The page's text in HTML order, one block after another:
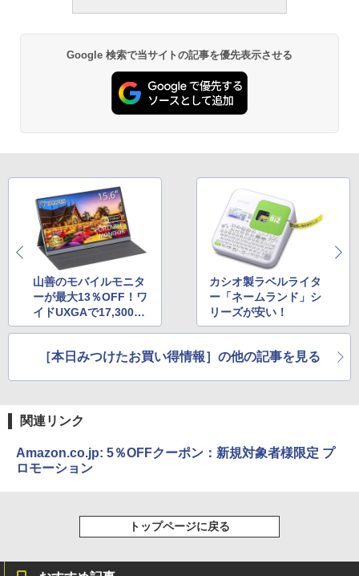
Google 検索で当サイトの記事を優先表示させる
山善のモバイルモニタ
ーが最大13％OFF！ワ
イドUXGAで17,300円
など
カシオ製ラベルライタ
ー「ネームランド」シ
リーズが安い！
［本日みつけたお買い得情報］の他の記事を見る
関連リンク
Amazon.co.jp: 5％OFFクーポン：新規対象者様限定 プ
ロモーション
トップページに戻る